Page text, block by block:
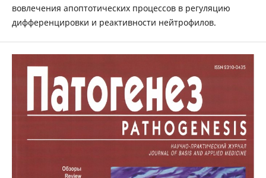
вовлечения апоптотических процессов в регуляцию
дифференцировки и реактивности нейтрофилов.